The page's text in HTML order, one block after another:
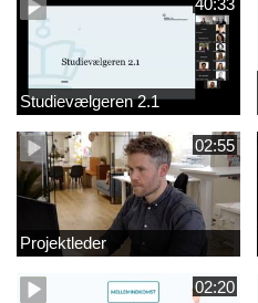
Studievælgeren 2.1
02:55
Projektleder
02:20